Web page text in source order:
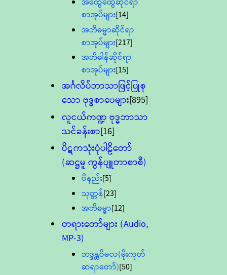
စာအုပ်များ[14]
အဘိဓမ္မာဆိုင်ရာ
စာအုပ်များ[217]
အဘိဓါန်ဆိုင်ရာ
စာအုပ်များ[15]
အင်္ဂလိပ်ဘာသာဖြင့်ပြုစု
သော ဗုဒ္ဓစာပေများ[895]
လူငယ်ကဏ္ဍ ဗုဒ္ဓဘာသာ
သင်ခန်းစာ[16]
ပိဋကသုံးပုံပါဠိတော်
(ဆဋ္ဌမူ ကွန်ပျူတာစာစီ)
ဝိနည်း[5]
သုတ္တန်[23]
အဘိဓမ္မာ[12]
တရားတော်များ (Audio,
MP-3)
ဘဒ္ဒန္တဝိမလ(မိုးကုတ်
ဆရာတော်)[50]